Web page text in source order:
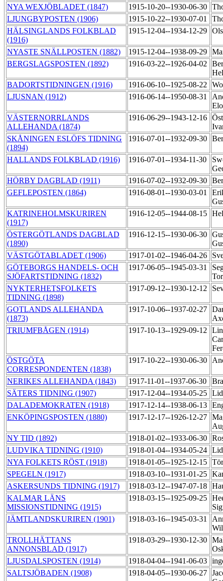
NYA WEXJÖBLADET (1847)
1915-10-20--1930-06-30
LJUNGBYPOSTEN (1906)
1915-10-22--1930-07-01
HÄLSINGLANDS FOLKBLAD
(1916)
1915-12-04--1934-12-29
NYASTE SNÄLLPOSTEN (1882) 1915-12-04--1938-09-29
BERGSLAGSPOSTEN (1892)
1916-03-22--1926-04-02
BADORTSTIDNINGEN (1916)
1916-06-10--1925-08-22
LJUSNAN (1912)
1916-06-14--1950-08-31
VÄSTERNORRLANDS
ALLEHANDA (1874)
1916-06-29--1943-12-16
SKÅNINGEN ESLÖFS TIDNING
(1894)
1916-07-01--1932-09-30
HALLANDS FOLKBLAD (1916) 1916-07-01--1934-11-30
HÖRBY DAGBLAD (1911)
1916-07-02--1932-09-30
GEFLEPOSTEN (1864)
1916-08-01--1930-03-01
KATRINEHOLMSKURIREN
(1917)
1916-12-05--1944-08-15
ÖSTERGÖTLANDS DAGBLAD
(1890)
1916-12-15--1930-06-30
VÄSTGÖTABLADET (1906)
1917-01-02--1946-04-26
GÖTEBORGS HANDELS- OCH
SJÖFARTSTIDNING (1832)
1917-06-05--1945-03-31
NYKTERHETSFOLKETS
TIDNING (1898)
1917-09-12--1930-12-12
GOTLANDS ALLEHANDA
(1873)
1917-10-06--1937-02-27
TRIUMFBÅGEN (1914)
1917-10-13--1929-09-12
ÖSTGÖTA
CORRESPONDENTEN (1838)
1917-10-22--1930-06-30
NERIKES ALLEHANDA (1843) 1917-11-01--1937-06-30
SÄTERS TIDNING (1907)
1917-12-04--1934-05-25
DALADEMOKRATEN (1918)
1917-12-14--1938-06-13
ENKÖPINGSPOSTEN (1880)
1917-12-17--1926-12-27
NY TID (1892)
1918-01-02--1933-06-30
LUDVIKA TIDNING (1910)
1918-01-04--1934-05-24
NYA FOLKETS RÖST (1918)
1918-01-05--1925-12-15
SPEGELN (1917)
1918-03-10--1931-01-25
ASKERSUNDS TIDNING (1917)
1918-03-12--1947-07-18
KALMAR LÄNS
MISSIONSTIDNING (1915)
1918-03-15--1925-09-25
JÄMTLANDSKURIREN (1901)
1918-03-16--1945-03-31
TROLLHÄTTANS
ANNONSBLAD (1917)
1918-03-29--1930-12-30
LJUSDALSPOSTEN (1914)
1918-04-04--1941-06-03
SALTSJÖBADEN (1908)
1918-04-05--1930-06-27